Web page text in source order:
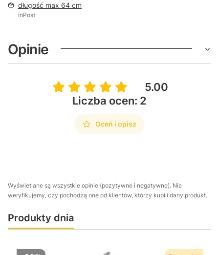
długość max 64 cm
InPost
Opinie
5.00
Liczba ocen: 2
Oceń i opisz
Wyświetlane są wszystkie opinie (pozytywne i negatywne). Nie
weryfikujemy, czy pochodzą one od klientów, którzy kupili dany produkt.
Produkty dnia